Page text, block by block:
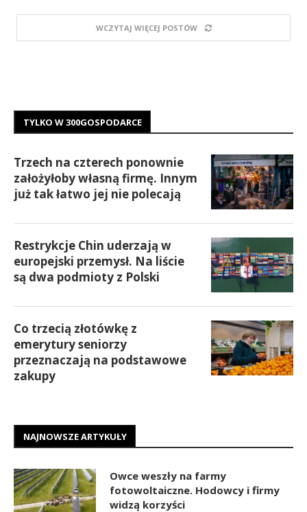
WCZYTAJ WIĘCEJ POSTÓW
TYLKO W 300GOSPODARCE
Trzech na czterech ponownie
założyłoby własną firmę. Innym
już tak łatwo jej nie polecają
Restrykcje Chin uderzają w
europejski przemysł. Na liście
są dwa podmioty z Polski
Co trzecią złotówkę z
emerytury seniorzy
przeznaczają na podstawowe
zakupy
NAJNOWSZE ARTYKUŁY
Owce weszły na farmy
fotowoltaiczne. Hodowcy i firmy
widzą korzyści